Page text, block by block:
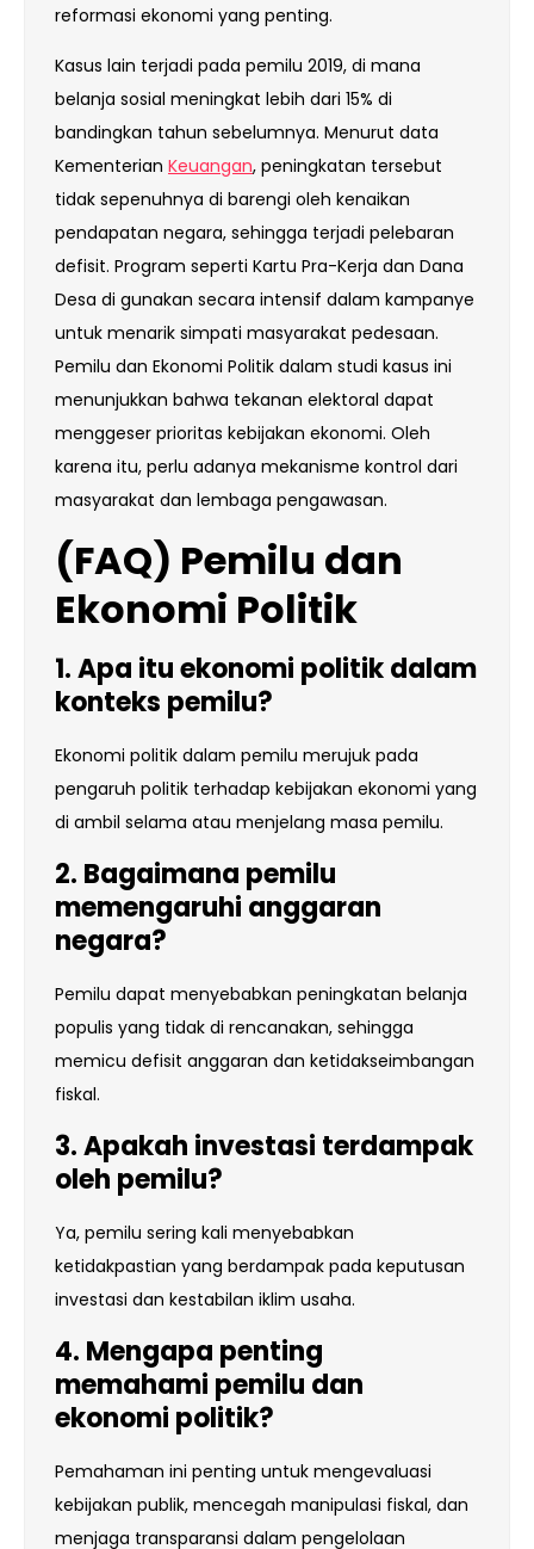
reformasi ekonomi yang penting.
Kasus lain terjadi pada pemilu 2019, di mana
belanja sosial meningkat lebih dari 15% di
bandingkan tahun sebelumnya. Menurut data
Kementerian Keuangan, peningkatan tersebut
tidak sepenuhnya di barengi oleh kenaikan
pendapatan negara, sehingga terjadi pelebaran
defisit. Program seperti Kartu Pra-Kerja dan Dana
Desa di gunakan secara intensif dalam kampanye
untuk menarik simpati masyarakat pedesaan.
Pemilu dan Ekonomi Politik dalam studi kasus ini
menunjukkan bahwa tekanan elektoral dapat
menggeser prioritas kebijakan ekonomi. Oleh
karena itu, perlu adanya mekanisme kontrol dari
masyarakat dan lembaga pengawasan.
(FAQ) Pemilu dan
Ekonomi Politik
1. Apa itu ekonomi politik dalam
konteks pemilu?
Ekonomi politik dalam pemilu merujuk pada
pengaruh politik terhadap kebijakan ekonomi yang
di ambil selama atau menjelang masa pemilu.
2. Bagaimana pemilu
memengaruhi anggaran
negara?
Pemilu dapat menyebabkan peningkatan belanja
populis yang tidak di rencanakan, sehingga
memicu defisit anggaran dan ketidakseimbangan
fiskal.
3. Apakah investasi terdampak
oleh pemilu?
Ya, pemilu sering kali menyebabkan
ketidakpastian yang berdampak pada keputusan
investasi dan kestabilan iklim usaha.
4. Mengapa penting
memahami pemilu dan
ekonomi politik?
Pemahaman ini penting untuk mengevaluasi
kebijakan publik, mencegah manipulasi fiskal, dan
menjaga transparansi dalam pengelolaan